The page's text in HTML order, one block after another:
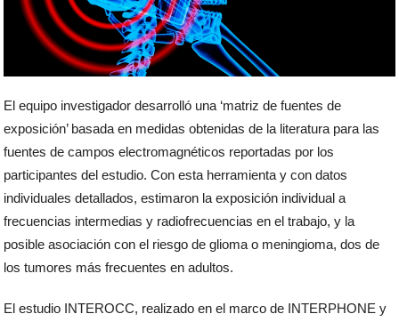
El equipo investigador desarrolló una ‘matriz de fuentes de
exposición’ basada en medidas obtenidas de la literatura para las
fuentes de campos electromagnéticos reportadas por los
participantes del estudio. Con esta herramienta y con datos
individuales detallados, estimaron la exposición individual a
frecuencias intermedias y radiofrecuencias en el trabajo, y la
posible asociación con el riesgo de glioma o meningioma, dos de
los tumores más frecuentes en adultos.
El estudio INTEROCC, realizado en el marco de INTERPHONE y